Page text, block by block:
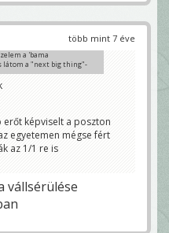
több mint 7 éve
a 'bama
látom a "next big thing"-
erőt képviselt a poszton
egyetemen mégse fért
az 1/1 re is
vállsérülése